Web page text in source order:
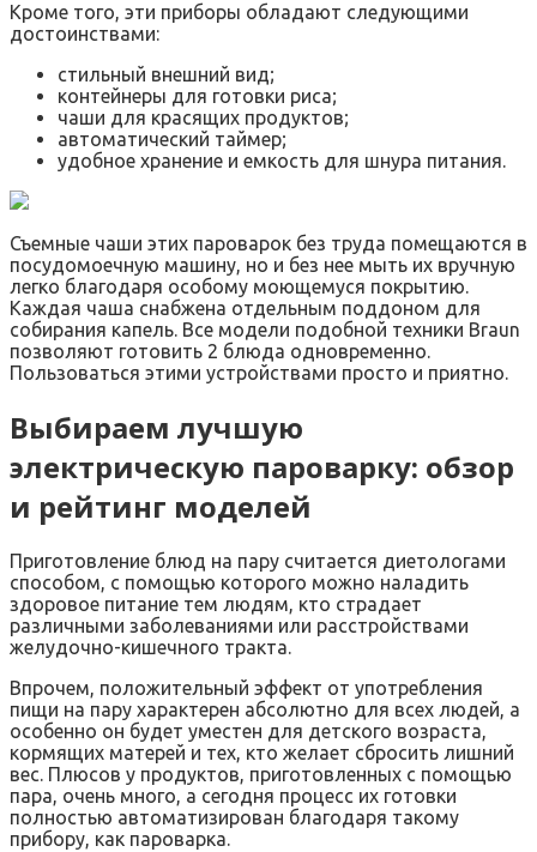
Кроме того, эти приборы обладают следующими
достоинствами:
стильный внешний вид;
контейнеры для готовки риса;
чаши для красящих продуктов;
автоматический таймер;
удобное хранение и емкость для шнура питания.
Съемные чаши этих пароварок без труда помещаются в
посудомоечную машину, но и без нее мыть их вручную
легко благодаря особому моющемуся покрытию.
Каждая чаша снабжена отдельным поддоном для
собирания капель. Все модели подобной техники Braun
позволяют готовить 2 блюда одновременно.
Пользоваться этими устройствами просто и приятно.
Выбираем лучшую
электрическую пароварку: обзор
и рейтинг моделей
Приготовление блюд на пару считается диетологами
способом, с помощью которого можно наладить
здоровое питание тем людям, кто страдает
различными заболеваниями или расстройствами
желудочно-кишечного тракта.
Впрочем, положительный эффект от употребления
пищи на пару характерен абсолютно для всех людей, а
особенно он будет уместен для детского возраста,
кормящих матерей и тех, кто желает сбросить лишний
вес. Плюсов у продуктов, приготовленных с помощью
пара, очень много, а сегодня процесс их готовки
полностью автоматизирован благодаря такому
прибору, как пароварка.